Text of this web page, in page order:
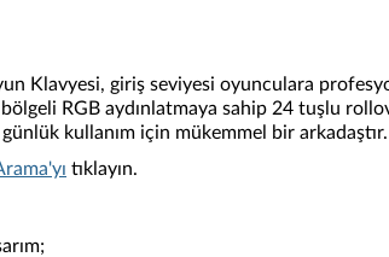
Klavyesi, giriş seviyesi oyunculara
RGB aydınlatmaya sahip 24 tuşlu
kullanım için mükemmel bir arkadaştır.
tıklayın.